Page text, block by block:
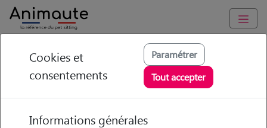
Animaute Nouvelle Aquitaine Haute-Vienne/Limoges
Lorène - Petsitter à
LIMOGES
Cookies et
consentements
Paramétrer
Tout accepter
Informations générales